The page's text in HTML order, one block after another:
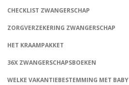
CHECKLIST ZWANGERSCHAP
ZORGVERZEKERING ZWANGERSCHAP
HET KRAAMPAKKET
36X ZWANGERSCHAPSBOEKEN
WELKE VAKANTIEBESTEMMING MET BABY